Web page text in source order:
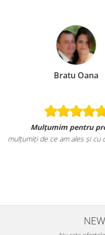
Sunt mai mult
Croiul foarte
sa revin cu